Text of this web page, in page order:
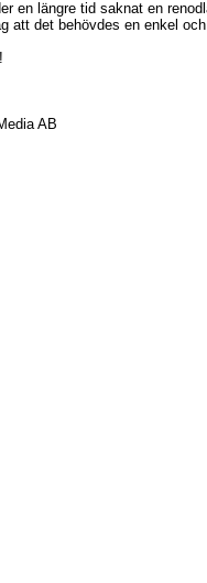
en längre tid saknat en
att det behövdes en enkel
AB